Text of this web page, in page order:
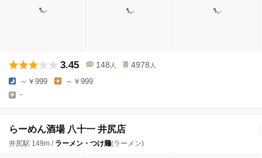
3.45 148 人 4978 人
～￥999 ～￥999
-
らーめん酒場 八十一 井尻店
井尻駅 149m / ラーメン・つけ麺(ラーメン)